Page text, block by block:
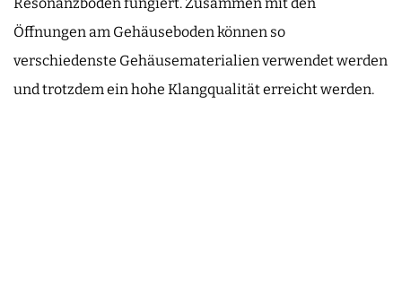
Öffnungen am Gehäuseboden können so
verschiedenste Gehäusematerialien verwendet werden
und trotzdem ein hohe Klangqualität erreicht werden.